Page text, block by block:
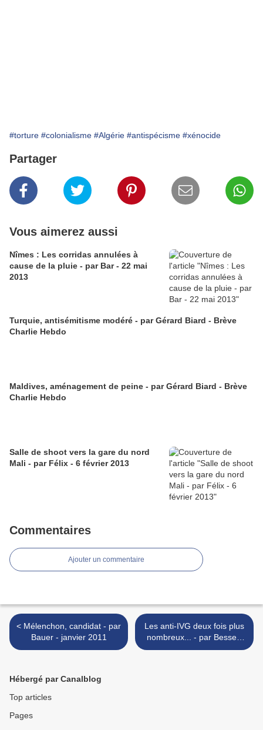
#torture #colonialisme #Algérie #antispécisme #xénocide
Partager
Vous aimerez aussi
Nîmes : Les corridas annulées à
cause de la pluie - par Bar - 22 mai
2013
Turquie, antisémitisme modéré - par Gérard Biard - Brève
Charlie Hebdo
Maldives, aménagement de peine - par Gérard Biard - Brève
Charlie Hebdo
Salle de shoot vers la gare du nord
Mali - par Félix - 6 février 2013
Commentaires
Ajouter un commentaire
< Mélenchon, candidat - par
Bauer - janvier 2011
Les anti-IVG deux fois plus
nombreux... - par Besse -
21 janvier 2011 >
Hébergé par Canalblog
Top articles
Pages